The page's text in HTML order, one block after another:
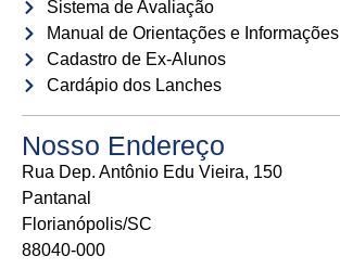
Sistema de Avaliação
Manual de Orientações e Informações
Cadastro de Ex-Alunos
Cardápio dos Lanches
Nosso Endereço
Rua Dep. Antônio Edu Vieira, 150
Pantanal
Florianópolis/SC
88040-000